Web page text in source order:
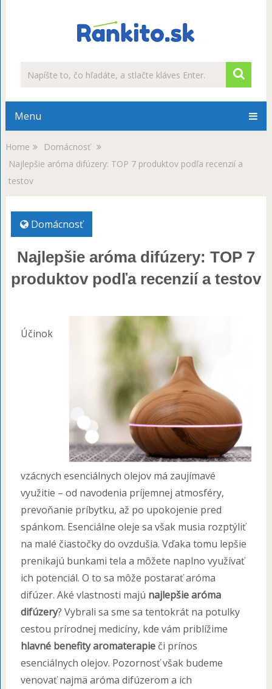
Menu
Home
Domácnosť
Najlepšie aróma difúzery: TOP 7 produktov podľa recenzií a
testov
Domácnosť
Najlepšie aróma difúzery: TOP 7
produktov podľa recenzií a testov
Účinok
vzácnych esenciálnych olejov má zaujímavé
využitie – od navodenia príjemnej atmosféry,
prevoňanie príbytku, až po upokojenie pred
spánkom. Esenciálne oleje sa však musia rozptýliť
na malé čiastočky do ovzdušia. Vďaka tomu lepšie
prenikajú bunkami tela a môžete naplno využívať
ich potenciál. O to sa môže postarať aróma
difúzer. Aké vlastnosti majú najlepšie aróma
difúzery? Vybrali sa sme sa tentokrát na potulky
cestou prírodnej medicíny, kde vám priblížime
hlavné benefity aromaterapie či prínos
esenciálnych olejov. Pozornosť však budeme
venovať najmä aróma difúzerom a ich